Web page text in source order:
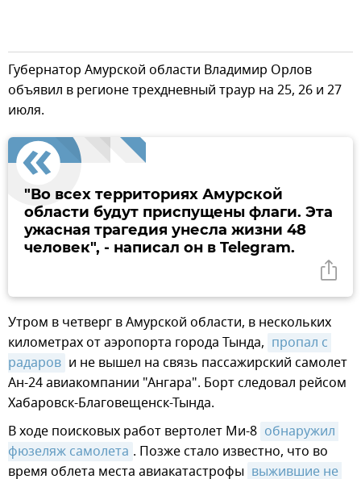
Губернатор Амурской области Владимир Орлов
объявил в регионе трехдневный траур на 25, 26 и 27
июля.
"Во всех территориях Амурской
области будут приспущены флаги. Эта
ужасная трагедия унесла жизни 48
человек", - написал он в Telegram.
Утром в четверг в Амурской области, в нескольких
километрах от аэропорта города Тында, пропал с
радаров и не вышел на связь пассажирский самолет
Ан-24 авиакомпании "Ангара". Борт следовал рейсом
Хабаровск-Благовещенск-Тында.
В ходе поисковых работ вертолет Ми-8 обнаружил
фюзеляж самолета . Позже стало известно, что во
время облета места авиакатастрофы выжившие не